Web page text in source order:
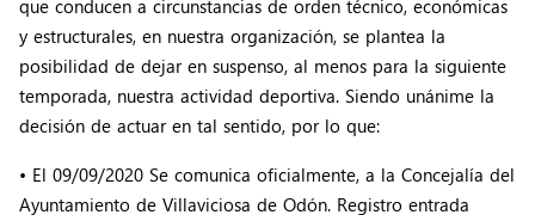
que conducen a circunstancias de orden técnico, económicas
y estructurales, en nuestra organización, se plantea la
posibilidad de dejar en suspenso, al menos para la siguiente
temporada, nuestra actividad deportiva. Siendo unánime la
decisión de actuar en tal sentido, por lo que:
• El 09/09/2020 Se comunica oficialmente, a la Concejalía del
Ayuntamiento de Villaviciosa de Odón. Registro entrada